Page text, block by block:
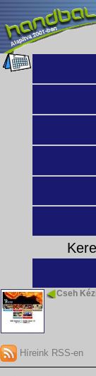
Cseh
Híreink RSS-en